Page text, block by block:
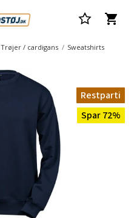
Trøjer / cardigans Sweatshirts
Restparti
Spar 72%